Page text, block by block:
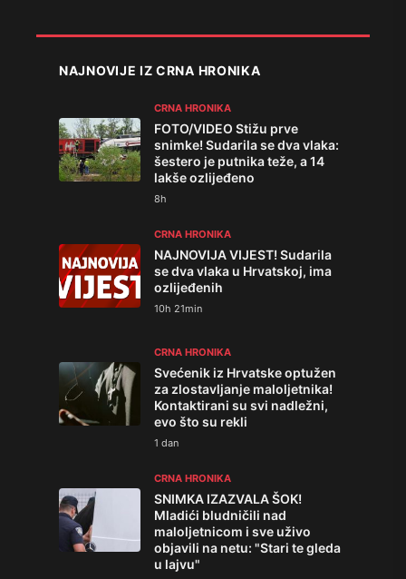
NAJNOVIJE IZ CRNA HRONIKA
CRNA HRONIKA
FOTO/VIDEO Stižu prve
snimke! Sudarila se dva vlaka:
šestero je putnika teže, a 14
lakše ozlijeđeno
8h
CRNA HRONIKA
NAJNOVIJA VIJEST! Sudarila
se dva vlaka u Hrvatskoj, ima
ozlijeđenih
10h 21min
CRNA HRONIKA
Svećenik iz Hrvatske optužen
za zlostavljanje maloljetnika!
Kontaktirani su svi nadležni,
evo što su rekli
1 dan
CRNA HRONIKA
SNIMKA IZAZVALA ŠOK!
Mladići bludničili nad
maloljetnicom i sve uživo
objavili na netu: "Stari te gleda
u lajvu"